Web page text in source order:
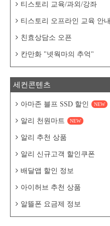
티스토리 교육/과외/강좌
티스토리 오프라인 교육 안내
친효상담소 오픈
칸만화 "넷웍마의 추억"
세컨콘텐츠
아마존 블프 SSD 할인 NEW
알리 천원마트 NEW
알리 추천 상품
알리 신규고객 할인쿠폰
배달앱 할인 정보
아이허브 추천 상품
알뜰폰 요금제 정보